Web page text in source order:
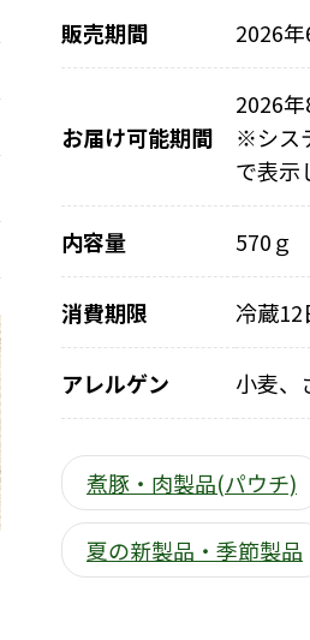
販売期間 2026
お届け可能期間
2026
※シス
で表示
内容量 570ｇ
消費期限 冷蔵12
アレルゲン 小麦、
煮豚・肉製品(パウチ)
夏の新製品・季節製品